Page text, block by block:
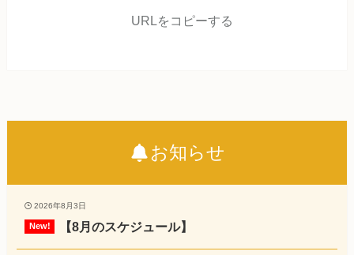
URLをコピーする
お知らせ
2026年8月3日
【8月のスケジュール】